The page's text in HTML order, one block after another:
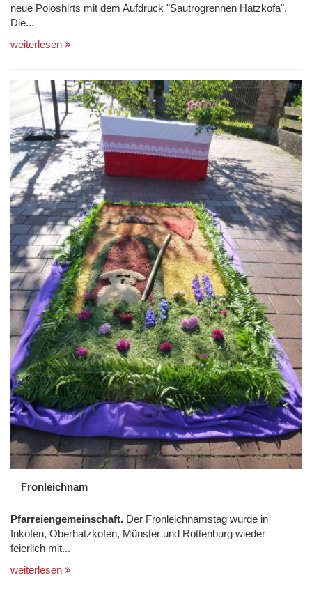
neue Poloshirts mit dem Aufdruck "Sautrogrennen Hatzkofa".
Die...
weiterlesen
Fronleichnam
Pfarreiengemeinschaft. Der Fronleichnamstag wurde in
Inkofen, Oberhatzkofen, Münster und Rottenburg wieder
feierlich mit...
weiterlesen